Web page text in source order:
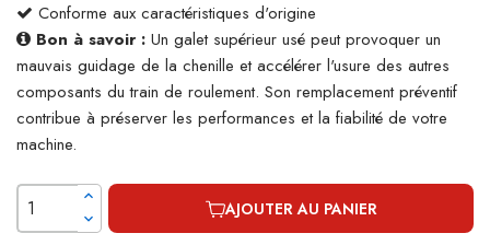
Conforme aux caractéristiques d'origine
Bon à savoir : Un galet supérieur usé peut provoquer un
mauvais guidage de la chenille et accélérer l'usure des autres
composants du train de roulement. Son remplacement préventif
contribue à préserver les performances et la fiabilité de votre
machine.
AJOUTER AU PANIER